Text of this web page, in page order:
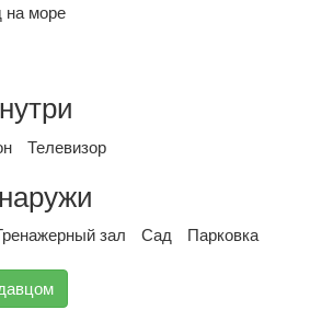
на море
Телевизор
зал Сад Парковка